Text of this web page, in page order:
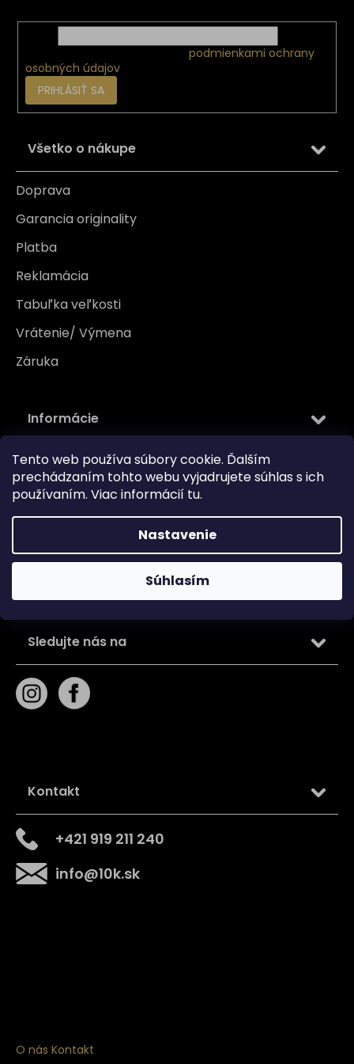
Tento web používa súbory cookie. Ďalším
prechádzaním tohto webu vyjadrujete súhlas s ich
používaním. Viac informácií tu.
Nastavenie
Súhlasím
podmienkami ochrany
osobných údajov
PRIHLÁSIŤ SA
Všetko o nákupe
Doprava
Garancia originality
Platba
Reklamácia
Tabuľka veľkosti
Vrátenie/ Výmena
Záruka
Informácie
Kontakt
Kamenná predajňa
O nás
Blog
Obchodné podmienky
Zásady používania súborov cookie
Podmienky ochrany osobných údajov
Sledujte nás na
Kontakt
info@10k.sk
+421 919 211 240
O nás Kontakt